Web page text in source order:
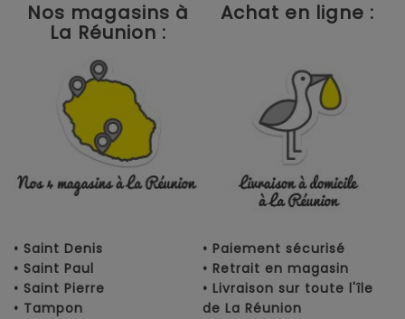
Nos magasins à
La Réunion :
Achat en ligne :
• Saint Denis
• Saint Paul
• Saint Pierre
• Tampon
• Paiement sécurisé
• Retrait en magasin
• Livraison sur toute l'île
de La Réunion